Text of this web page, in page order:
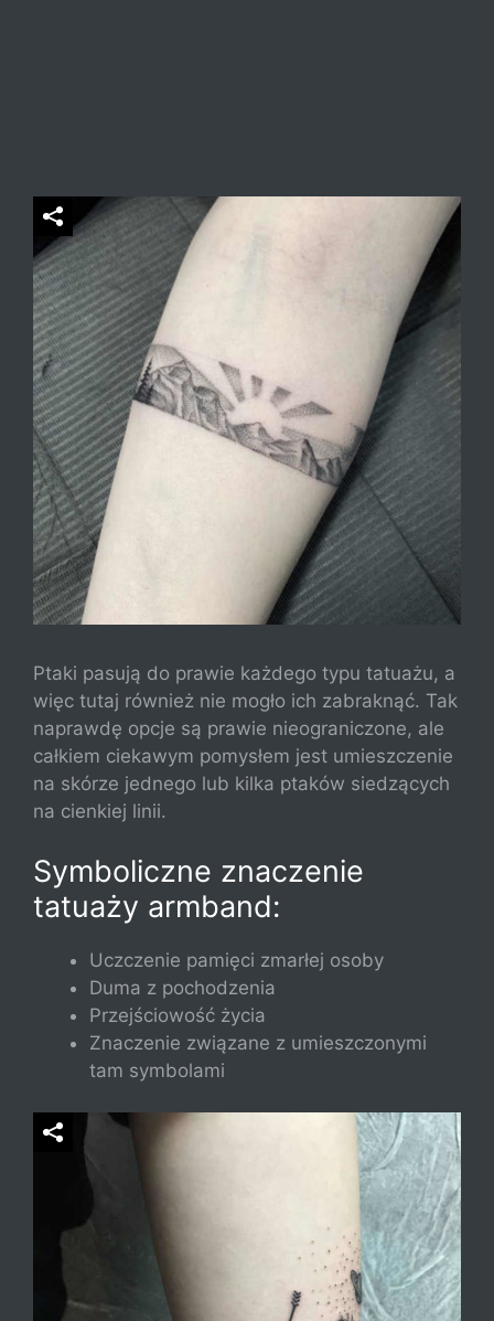
Ptaki pasują do prawie każdego typu tatuażu, a
więc tutaj również nie mogło ich zabraknąć. Tak
naprawdę opcje są prawie nieograniczone, ale
całkiem ciekawym pomysłem jest umieszczenie
na skórze jednego lub kilka ptaków siedzących
na cienkiej linii.
Symboliczne znaczenie
tatuaży armband:
Uczczenie pamięci zmarłej osoby
Duma z pochodzenia
Przejściowość życia
Znaczenie związane z umieszczonymi
tam symbolami